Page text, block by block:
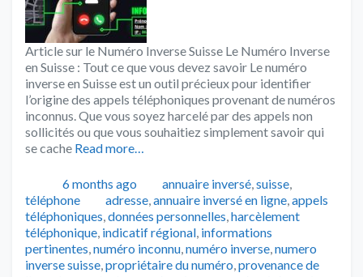
Article sur le Numéro Inverse Suisse Le Numéro Inverse
en Suisse : Tout ce que vous devez savoir Le numéro
inverse en Suisse est un outil précieux pour identifier
l’origine des appels téléphoniques provenant de numéros
inconnus. Que vous soyez harcelé par des appels non
sollicités ou que vous souhaitiez simplement savoir qui
se cache Read more…
Publié
6 months ago Catégories
annuaire inversé,suisse,
téléphone
Tags
adresse,annuaire inversé en ligne,appels
téléphoniques,données personnelles,harcèlement
téléphonique, indicatif régional, informations
pertinentes,numéro inconnu,numéro inverse,numero
inverse suisse,propriétaire du numéro,provenance de